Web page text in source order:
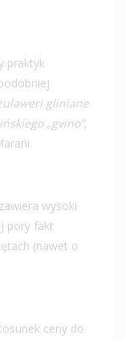
praktyk
gliniane
„gvino”,
wysoki
pory fakt
(nawet o
ceny do